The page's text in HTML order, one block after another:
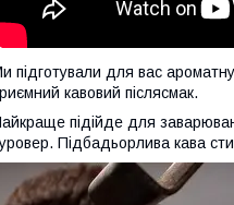
підготували для вас
кавовий післясмак.
підійде для
Підбадьорлива кава